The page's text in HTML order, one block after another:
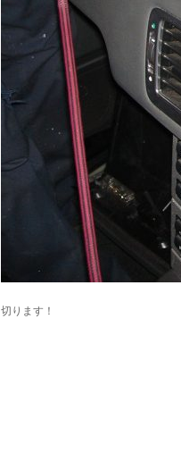
切ります！